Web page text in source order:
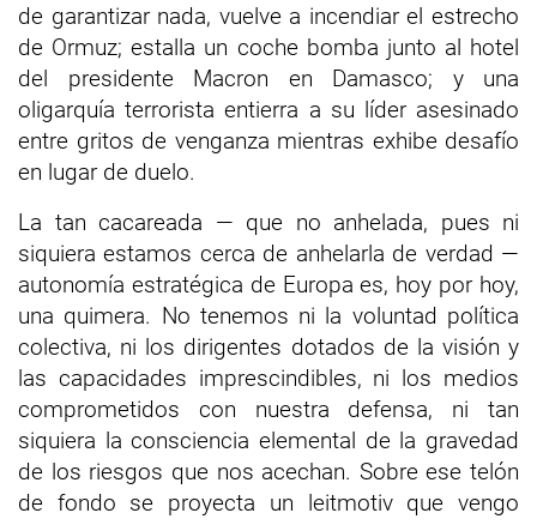
de garantizar nada, vuelve a incendiar el estrecho
de Ormuz; estalla un coche bomba junto al hotel
del presidente Macron en Damasco; y una
oligarquía terrorista entierra a su líder asesinado
entre gritos de venganza mientras exhibe desafío
en lugar de duelo.
La tan cacareada — que no anhelada, pues ni
siquiera estamos cerca de anhelarla de verdad —
autonomía estratégica de Europa es, hoy por hoy,
una quimera. No tenemos ni la voluntad política
colectiva, ni los dirigentes dotados de la visión y
las capacidades imprescindibles, ni los medios
comprometidos con nuestra defensa, ni tan
siquiera la consciencia elemental de la gravedad
de los riesgos que nos acechan. Sobre ese telón
de fondo se proyecta un leitmotiv que vengo